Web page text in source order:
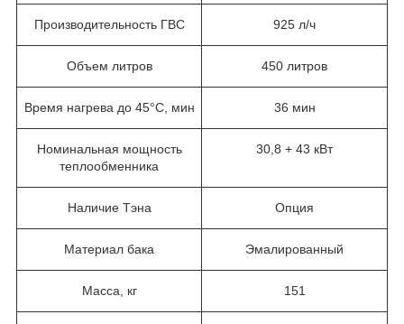
Производительность ГВС 925 л/ч
Объем литров 450 литров
Время нагрева до 45°C, мин 36 мин
Номинальная мощность
теплообменника
30,8 + 43 кВт
Наличие Тэна Опция
Материал бака Эмалированный
Масса, кг 151